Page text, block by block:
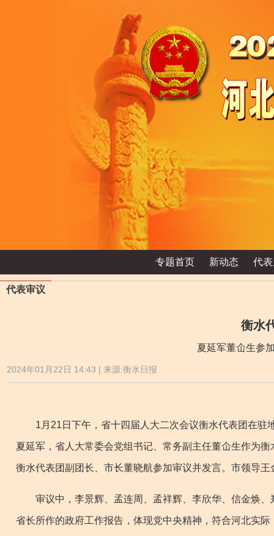
专题首页 新动态 代
代表审议
衡水
夏延军董仚生参
2024年01月22日 14:43 | 来源:衡水日报
1月21日下午，省十四届人大二次会议衡水代表团在驻
夏延军，省人大常委会党组书记、常务副主任董仚生作为
衡水代表团副团长、市长董晓航参加审议并发言。市领导
审议中，李景辉、孟连周、孟祥辉、李欣华、信金焕、
省长所作的政府工作报告，体现党中央精神，符合河北实